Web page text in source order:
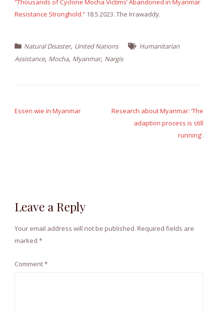
“Thousands of Cyclone Mocha Victims’ Abandoned in Myanmar
Resistance Stronghold.” 18.5.2023. The Irrawaddy.
Natural Disaster, United Nations
Humanitarian
Assistance, Mocha, Myanmar, Nargis
navigation
Essen wie in Myanmar
Research about Myanmar: ‘The
adaption process is still
running’.
Leave a Reply
Your email address will not be published. Required fields are
marked *
Comment*